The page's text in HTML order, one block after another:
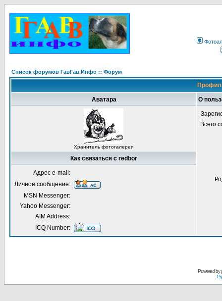
Список форумов ГавГав.Инфо :: Форум
Аватара О
Хранитель фотогалереи
Всего
Как связаться с redbor
Адрес e-mail:
Личное сообщение:
MSN Messenger:
Yahoo Messenger:
AIM Address:
ICQ Number:
Powered by